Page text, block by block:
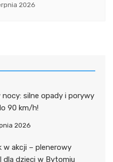
2026
nocy: silne opady i porywy
90 km/h!
2026
w akcji – plenerowy
dla dzieci w Bytomiu